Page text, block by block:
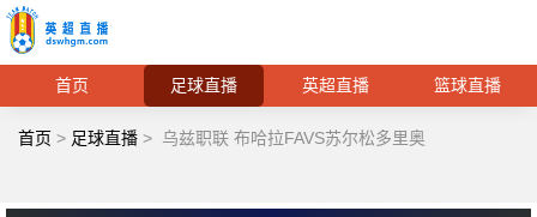
首页 足球直播 英超直播 篮球直播
首页 > 足球直播 > 乌兹职联 布哈拉FAVS苏尔松多里奥